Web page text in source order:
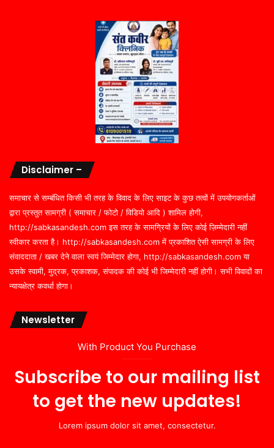
Disclaimer –
समाचार से सम्बंधित किसी भी तरह के विवाद के लिए साइट के कुछ तत्वों में उपयोगकर्ताओं
द्वारा प्रस्तुत सामग्री ( समाचार / फोटो / विडियो आदि ) शामिल होगी,
http://sabkasandesh.com इस तरह के सामग्रियों के लिए कोई ज़िम्मेदारी नहीं
स्वीकार करता है। http://sabkasandesh.com में प्रकाशित ऐसी सामग्री के लिए
संवाददाता / खबर देने वाला स्वयं जिम्मेदार होगा, http://sabkasandesh.com या
उसके स्वामी, मुद्रक, प्रकाशक, संपादक की कोई भी जिम्मेदारी नहीं होगी। सभी विवादों का
न्यायक्षेत्र कवर्धा होगा।
Newsletter
With Product You Purchase
Subscribe to our mailing list
to get the new updates!
Lorem ipsum dolor sit amet, consectetur.